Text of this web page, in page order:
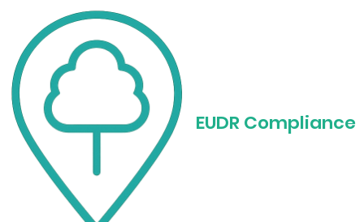
EUDR Compliance
Politique de confidentialité
Introduction
La présente politique de confidentialité s'applique
aux services en ligne offerts par Eudr GmbH,
accessibles via